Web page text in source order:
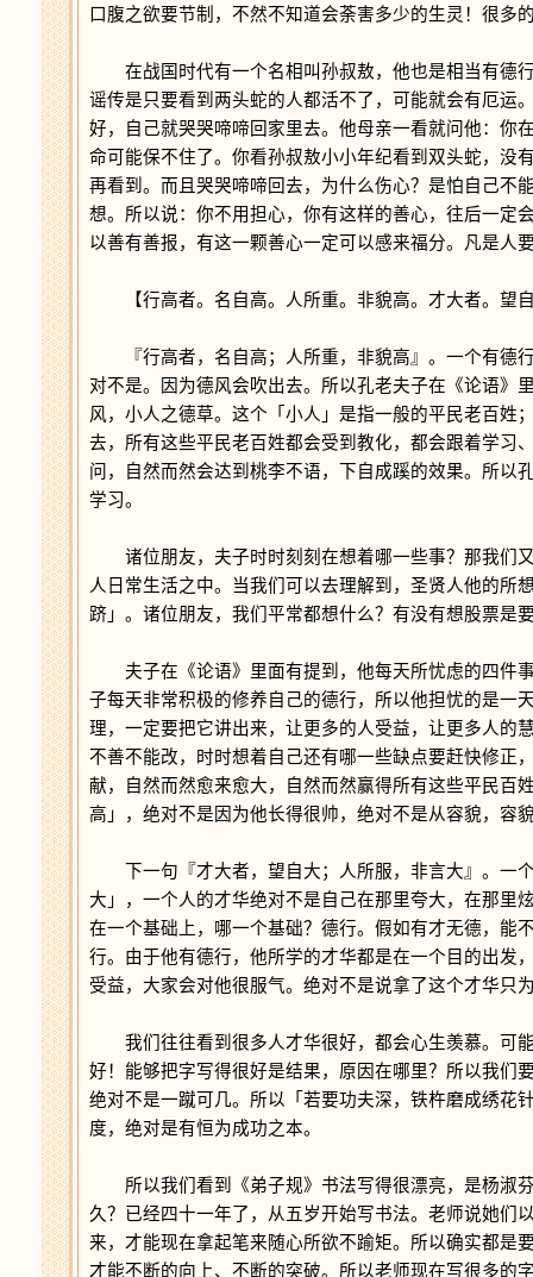
口腹之欲要节制，不然不知道会荼害多少的生灵！很多
在战国时代有一个名相叫孙叔敖，他也是相当有德
谣传是只要看到两头蛇的人都活不了，可能就会有厄运
好，自己就哭哭啼啼回家里去。他母亲一看就问他：你
命可能保不住了。你看孙叔敖小小年纪看到双头蛇，没
再看到。而且哭哭啼啼回去，为什么伤心？是怕自己不
想。所以说：你不用担心，你有这样的善心，往后一定
以善有善报，有这一颗善心一定可以感来福分。凡是人
【行高者。名自高。人所重。非貌高。才大者。望
『行高者，名自高；人所重，非貌高』。一个有德
对不是。因为德风会吹出去。所以孔老夫子在《论语》
风，小人之德草。这个「小人」是指一般的平民老百姓
去，所有这些平民老百姓都会受到教化，都会跟着学习
问，自然而然会达到桃李不语，下自成蹊的效果。所以
学习。
诸位朋友，夫子时时刻刻在想着哪一些事？那我们
人日常生活之中。当我们可以去理解到，圣贤人他的所
跻」。诸位朋友，我们平常都想什么？有没有想股票是
夫子在《论语》里面有提到，他每天所忧虑的四件
子每天非常积极的修养自己的德行，所以他担忧的是一
理，一定要把它讲出来，让更多的人受益，让更多人的
不善不能改，时时想着自己还有哪一些缺点要赶快修正
献，自然而然愈来愈大，自然而然赢得所有这些平民百
高」，绝对不是因为他长得很帅，绝对不是从容貌，容
下一句『才大者，望自大；人所服，非言大』。一
大」，一个人的才华绝对不是自己在那里夸大，在那里
在一个基础上，哪一个基础？德行。假如有才无德，能
行。由于他有德行，他所学的才华都是在一个目的出发
受益，大家会对他很服气。绝对不是说拿了这个才华只
我们往往看到很多人才华很好，都会心生羡慕。可
好！能够把字写得很好是结果，原因在哪里？所以我们
绝对不是一蹴可几。所以「若要功夫深，铁杵磨成绣花
度，绝对是有恒为成功之本。
所以我们看到《弟子规》书法写得很漂亮，是杨淑
久？已经四十一年了，从五岁开始写书法。老师说她们
来，才能现在拿起笔来随心所欲不踰矩。所以确实都是
才能不断的向上、不断的突破。所以老师现在写很多的